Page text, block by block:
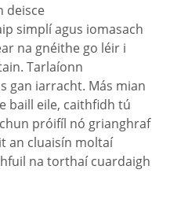
deisce
simplí agus iomasach
na gnéithe go léir i
Tarlaíonn
gan iarracht. Más mian
baill eile, caithfidh tú
próifíl nó grianghraf
an cluaisín moltaí
na torthaí cuardaigh